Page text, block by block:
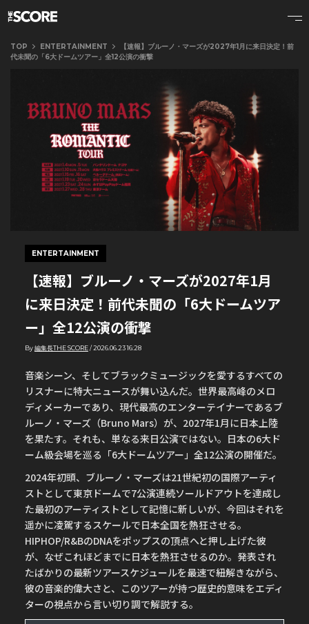
TOP ENTERTAINMENT
【速報】ブルーノ・マーズが2027年1月に来日決定！前
代未聞の「6大ドームツアー」全12公演の衝撃
ENTERTAINMENT
【速報】ブルーノ・マーズが2027年1月
に来日決定！前代未聞の「6大ドームツア
ー」全12公演の衝撃
By編集長THE SCORE/2026.06.23 16:28
音楽シーン、そしてブラックミュージックを愛するすべての
リスナーに特大ニュースが舞い込んだ。世界最高峰のメロ
ディメーカーであり、現代最高のエンターテイナーであるブ
ルーノ・マーズ（Bruno Mars）が、2027年1月に日本上陸
を果たす。それも、単なる来日公演ではない。日本の6大ド
ーム級会場を巡る「6大ドームツアー」全12公演の開催だ。
2024年初頭、ブルーノ・マーズは21世紀初の国際アーティ
ストとして東京ドームで7公演連続ソールドアウトを達成し
た最初のアーティストとして記憶に新しいが、今回はそれを
遥かに凌駕するスケールで日本全国を熱狂させる。
HIPHOP/R&BのDNAをポップスの頂点へと押し上げた彼
が、なぜこれほどまでに日本を熱狂させるのか。発表され
たばかりの最新ツアースケジュールを最速で紐解きながら、
彼の音楽的偉大さと、このツアーが持つ歴史的意味をエディ
ターの視点から言い切り調で解説する。